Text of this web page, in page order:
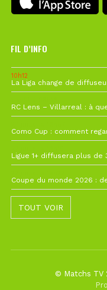
FIL D’INFO
10h12
TOUT VOIR
© Matchs TV